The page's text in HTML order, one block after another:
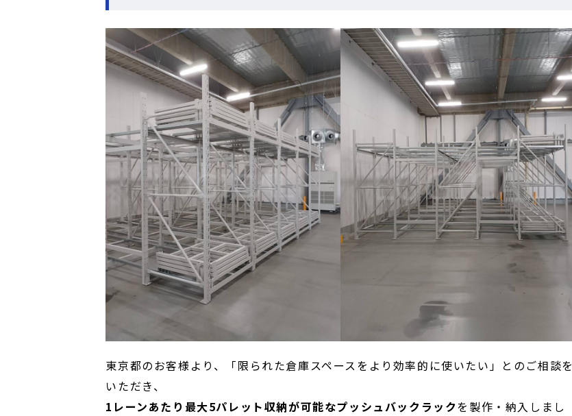
東京都のお客様より、「限られた倉庫スペースをより効率的に使いたい」とのご相談を
いただき、
1レーンあたり最大5パレット収納が可能なプッシュバックラックを製作・納入しまし